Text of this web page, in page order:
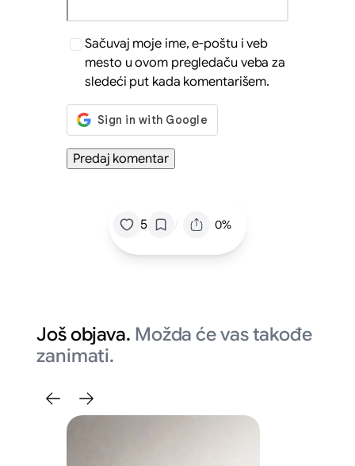
Sačuvaj moje ime, e-poštu i veb
mesto u ovom pregledaču veba za
sledeći put kada komentarišem.
5 / 0%
Još objava. Možda će vas takođe
zanimati.